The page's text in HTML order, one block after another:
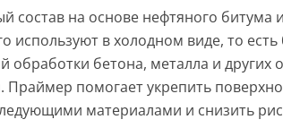
состав на основе нефтяного битума
используют в холодном виде, то есть
обработки бетона, металла и других
Праймер помогает укрепить
материалами и снизить